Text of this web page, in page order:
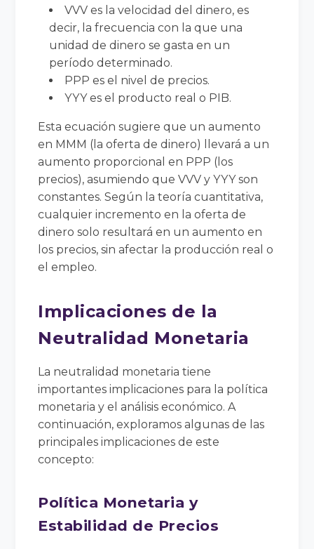
VVV es la velocidad del dinero, es
decir, la frecuencia con la que una
unidad de dinero se gasta en un
período determinado.
PPP es el nivel de precios.
YYYes el producto real o PIB.
Esta ecuación sugiere que un aumento
en MMM (la oferta de dinero) llevará a un
aumento proporcional en PPP (los
precios), asumiendo queVVV yYYYson
constantes. Según la teoría cuantitativa,
cualquier incremento en la oferta de
dinero solo resultará en un aumento en
los precios, sin afectar la producción real o
el empleo.
Implicaciones de la
Neutralidad Monetaria
La neutralidad monetaria tiene
importantes implicaciones para la política
monetaria y el análisis económico. A
continuación, exploramos algunas de las
principales implicaciones de este
concepto:
Política Monetaria y
Estabilidad de Precios